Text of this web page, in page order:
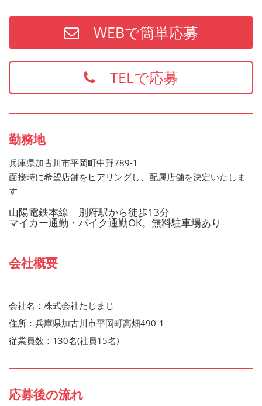
・調理師免許
※上記の資格、経験をお持ちの方は給与面などを優遇いた
WEBで簡単応募
TELで応募
勤務地
兵庫県加古川市平岡町中野789-1
面接時に希望店舗をヒアリングし、配属店舗を決定いたしま
す
山陽電鉄本線 別府駅から徒歩13分
マイカー通勤・バイク通勤OK。無料駐車場あり
会社概要
会社名：株式会社たじまじ
住所：兵庫県加古川市平岡町高畑490-1
従業員数：130名(社員15名)
応募後の流れ